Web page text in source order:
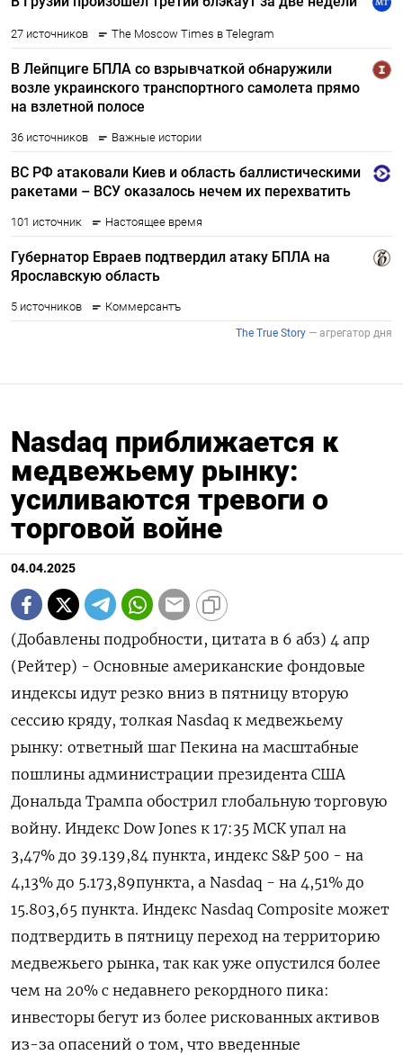
Nasdaq приближается к
медвежьему рынку:
усиливаются тревоги о
торговой войне
04.04.2025
(Добавлены подробности, цитата в 6 абз) 4 апр
(Рейтер) - Основные американские фондовые
индексы идут резко вниз в пятницу вторую
сессию кряду, толкая Nasdaq к медвежьему
рынку: ответный шаг Пекина на масштабные
пошлины администрации президента США
Дональда Трампа обострил глобальную торговую
войну. Индекс Dow Jones к 17:35 МСК упал на
3,47% до 39.139,84 пункта, индекс S&P 500 - на
4,13% до 5.173,89​ пункта, а Nasdaq - на 4,51% до
15.803,65 пункта. Индекс Nasdaq Composite может
подтвердить в пятницу переход на территорию
медвежьего рынка, так как уже опустился более
чем на 20% с недавнего рекордного пика:
инвесторы бегут из более рискованных активов
из-за опасений о том, что введенные